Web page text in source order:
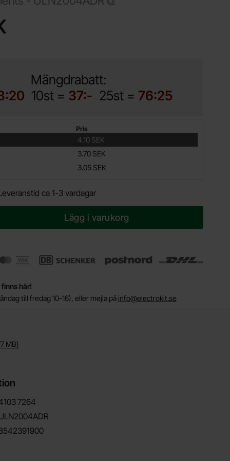
Mängdrabatt:
10st = 37:- 25st = 76:25
Pris
4.10 SEK
3.70 SEK
3.05 SEK
ca 1-3 vardagar
Lägg i varukorg
finns här!
till fredag 10-16), eller mejla på info@electrokit.se
MB)
7264